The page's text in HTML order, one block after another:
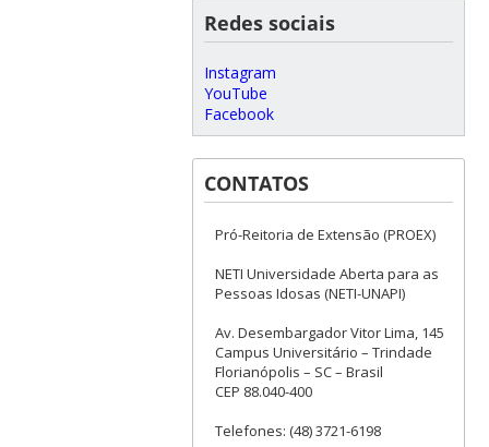
Redes sociais
Instagram
YouTube
Facebook
CONTATOS
Pró-Reitoria de Extensão (PROEX)
NETI Universidade Aberta para as
Pessoas Idosas (NETI-UNAPI)
Av. Desembargador Vitor Lima, 145
Campus Universitário – Trindade
Florianópolis – SC – Brasil
CEP 88.040-400
Telefones: (48) 3721-6198